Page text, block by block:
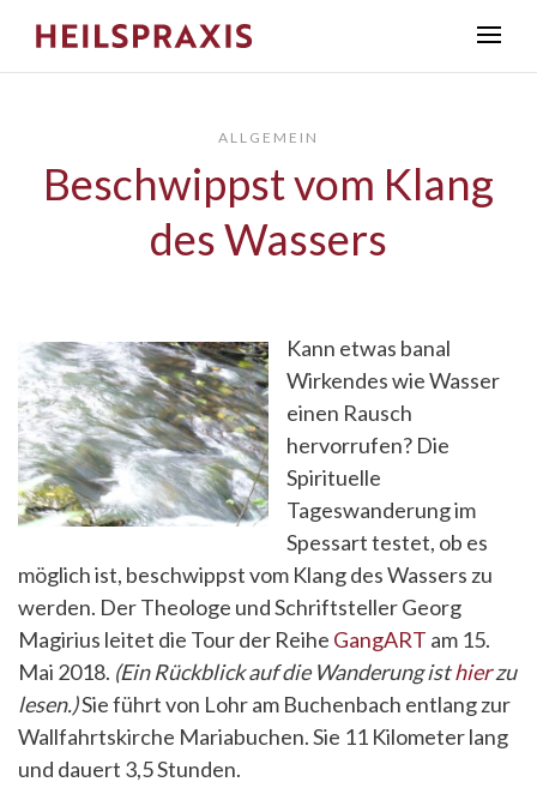
ALLGEMEIN
Beschwippst vom Klang
des Wassers
Kann etwas banal
Wirkendes wie Wasser
einen Rausch
hervorrufen? Die
Spirituelle
Tageswanderung im
Spessart testet, ob es
möglich ist, beschwippst vom Klang des Wassers zu
werden. Der Theologe und Schriftsteller Georg
Magirius leitet die Tour der Reihe GangART am 15.
Mai 2018. (Ein Rückblick auf die Wanderung isthierzu
lesen.)Sie führt von Lohr am Buchenbach entlang zur
Wallfahrtskirche Mariabuchen. Sie 11 Kilometer lang
und dauert 3,5 Stunden.